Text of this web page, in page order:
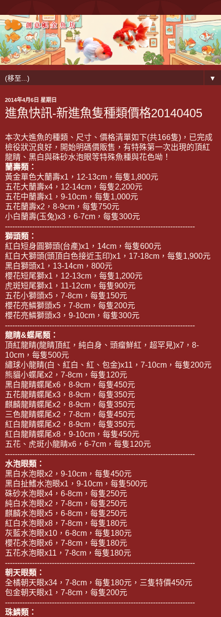
▼
2014年4月6日 星期日
進魚快訊-新進魚隻種類價格20140405
本次大進魚的種類、尺寸、價格清單如下(共166隻)，已完成
檢役狀況良好，開始明碼價販售，有特殊第一次出現的頂紅
龍睛、黑白與硃砂水泡眼等特殊魚種與花色呦！
蘭壽類：
黃金單色大蘭壽x1，12-13cm，每隻1,800元
五花大蘭壽x4，12-14cm，每隻2,200元
五花中蘭壽x1，9-10cm，每隻1,000元
五花蘭壽x2，8-9cm，每隻750元
小白蘭壽(玉兔)x3，6-7cm，每隻300元
-----------------------------------------------------------------------------
獅頭類：
紅白短身圓獅頭(台產)x1，14cm，每隻600元
紅白大獅頭(頭頂白色接近玉印)x1，17-18cm，每隻1,900元
黑白獅頭x1，13-14cm，800元
櫻花短尾獅x1，12-13cm，每隻1,200元
虎斑短尾獅x1，11-12cm，每隻900元
五花小獅頭x5，7-8cm，每隻150元
櫻花亮鱗獅頭x5，7-8cm，每隻200元
櫻花亮鱗獅頭x3，9-10cm，每隻300元
-----------------------------------------------------------------------------
龍睛&蝶尾類：
頂紅龍睛(龍睛頂紅，純白身、頭瘤鮮紅，超罕見)x7，8-
10cm，每隻500元
繡球小龍睛(白、紅白、紅、包金)x11，7-10cm，每隻200元
熊貓小蝶尾x2，7-8cm，每隻120元
黑白龍睛蝶尾x6，8-9cm，每隻450元
五花龍睛蝶尾x3，8-9cm，每隻350元
麒麟龍睛蝶尾x2，8-9cm，每隻350元
三色龍睛蝶尾x2，7-8cm，每隻450元
紅白龍睛蝶尾x2，8-9cm，每隻350元
紅白龍睛蝶尾x8，9-10cm，每隻450元
五花、虎斑小龍睛x6，6-7cm，每隻120元
-----------------------------------------------------------------------------
水泡眼類：
黑白水泡眼x2，9-10cm，每隻450元
黑白扯鰭水泡眼x1，9-10cm，每隻500元
硃砂水泡眼x4，6-8cm，每隻250元
純白水泡眼x2，7-8cm，每隻250元
麒麟水泡眼x5，6-8cm，每隻250元
紅白水泡眼x8，7-8cm，每隻180元
灰藍水泡眼x10，6-8cm，每隻180元
櫻花水泡眼x6，7-8cm，每隻180元
五花水泡眼x11，7-8cm，每隻180元
-----------------------------------------------------------------------------
朝天眼類：
全橘朝天眼x34，7-8cm，每隻180元，三隻特價450元
包金朝天眼x1，7-8cm，每隻200元
-----------------------------------------------------------------------------
珠鱗類：